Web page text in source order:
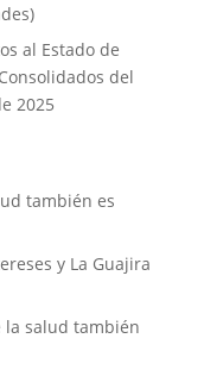
al Estado de
del
2025
también es
y La Guajira
la salud también